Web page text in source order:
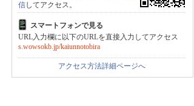
信してアクセス。
スマートフォンで見る
URL入力欄に以下のURLを直接入力してアクセス
s.wowsokb.jp/kaiunnotobira
アクセス方法詳細ページへ